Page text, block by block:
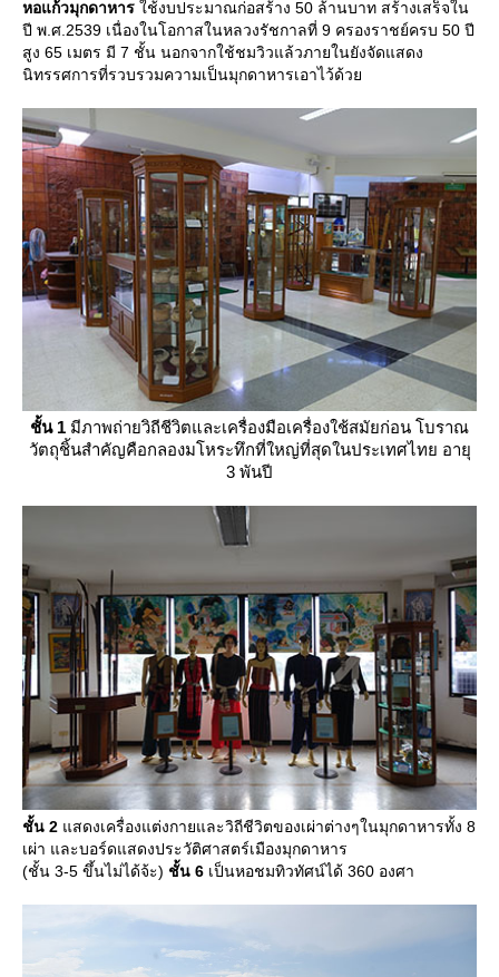
หอแก้วมุกดาหาร ช้งบประมาณก่อสร้าง 50 ล้านบาท สร้างเสร็จใน
ปี พ.ศ.2539 เนื่องในโอกาสในหลวงรัชกาลที่ 9 ครองราชย์ครบ 50 ปี
สูง 65 เมตร มี 7 ชั้น นอกจากใช้ชมวิวแล้วภายในยังจัดแสดง
นิทรรศการที่รวบรวมความเป็นมุกดาหารเอาไว้ด้ว
ชั้น 1 มีภาพถ่ายวิถีชีวิตและเครื่องมือเครื่องใช้สมัยก่อน โบราณ
วัตถุชิ้นสำคัญคือกลองมโหระทึกที่ใหญ่ที่สุดในประเทศไทย อายุ
3 พันปี
ชั้น 2 สดงเครื่องแต่งกายและวิถีชีวิตของเผ่าต่างๆในมุกดาหารทั้ง 8
เผ่า และบอร์ดแสดงประวัติศาสตร์เมืองมุกดาหาร
(ชั้น 3-5 ขึ้นไม่ได้จ้ะ) ชั้น 6 เป็นหอชมทิวทัศน์ได้ 360 องศา